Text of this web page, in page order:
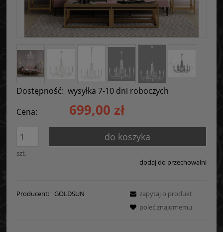
Dostępność: wysyłka 7-10 dni roboczych
Cena:
699,00 zł
szt.
do koszyka
dodaj do przechowalni
Producent: GOLDSUN
zapytaj o produkt
poleć znajomemu